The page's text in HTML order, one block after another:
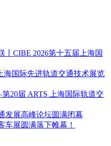
丨CIBE 2026第十五届上海国
海国际先进轨道交通技术展览
20届 ARTS 上海国际轨道交
发展高峰论坛圆满闭幕
车展圆满落下帷幕！